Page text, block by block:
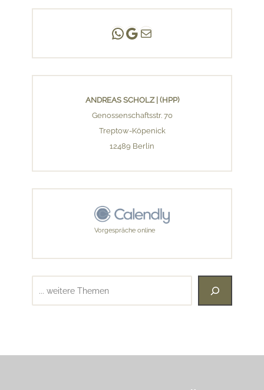
Andreas Scholz | (HPP)
Praxis Adlershof
E-Mail an mich ...
ANDREAS SCHOLZ | (HPP)
Genossenschaftsstr. 70
Treptow-Köpenick
12489 Berlin
Vorgespräche online